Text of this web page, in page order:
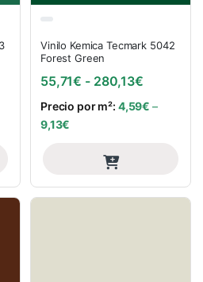
de precios: desde 55,71€
Vinilo Kemica Tecmark 5042
Forest Green
55,71€ - 280,13€Rango
Precio por m²: 4,59€ –
9,13€